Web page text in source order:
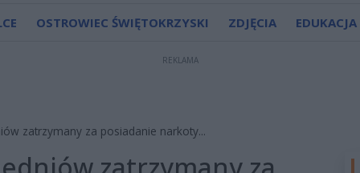
OSTROWIEC ŚWIĘTOKRZYSKI ZDJĘCIA EDUKACJA
REKLAMA
zatrzymany za posiadanie narkoty...